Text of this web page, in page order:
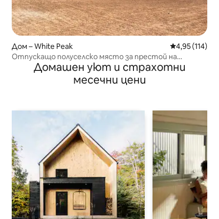
Дом – White Peak Средна
4,95 (114)
Отпускащо полуселско място за престой на
открито!Домашен уют и страхотни
месечни цени